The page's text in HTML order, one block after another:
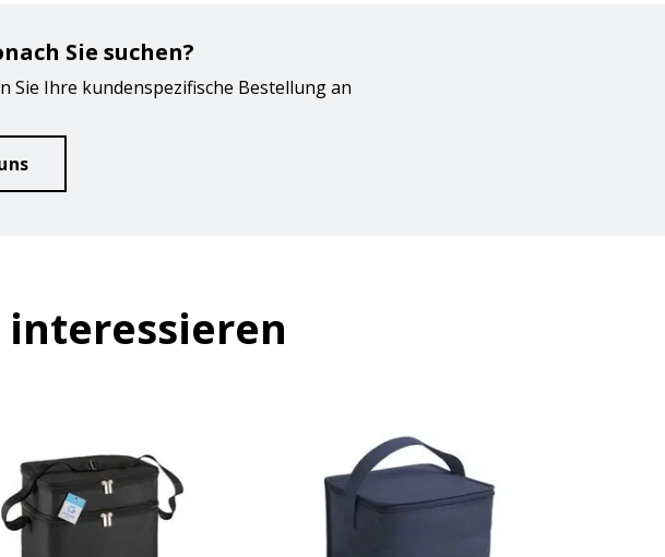
Sie suchen?
Sie Ihre kundenspezifische Bestellung an
interessieren